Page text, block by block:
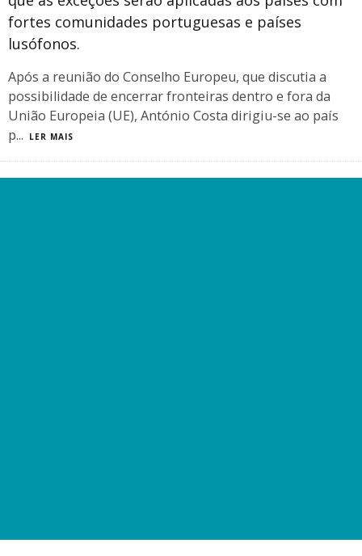
fortes comunidades portuguesas e países
lusófonos.
Após a reunião do Conselho Europeu, que discutia a
possibilidade de encerrar fronteiras dentro e fora da
União Europeia (UE), António Costa dirigiu-se ao país
p... LER MAIS